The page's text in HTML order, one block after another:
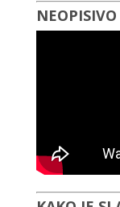
NEOPISIVO